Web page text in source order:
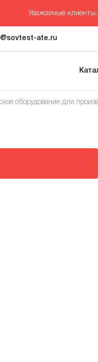
Уважаемые клиенты,
ate.ru
оборудование для